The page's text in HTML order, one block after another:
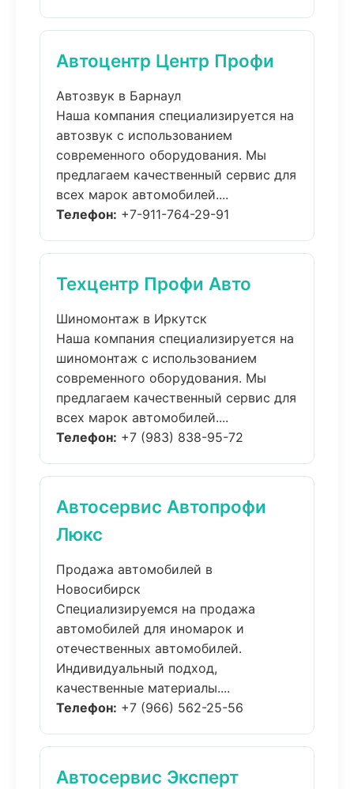
Автоцентр Центр Профи
Автозвук в Барнаул
Наша компания специализируется на
автозвук с использованием
современного оборудования. Мы
предлагаем качественный сервис для
всех марок автомобилей....
Телефон: +7-911-764-29-91
Техцентр Профи Авто
Шиномонтаж в Иркутск
Наша компания специализируется на
шиномонтаж с использованием
современного оборудования. Мы
предлагаем качественный сервис для
всех марок автомобилей....
Телефон: +7 (983) 838-95-72
Автосервис Автопрофи
Люкс
Продажа автомобилей в
Новосибирск
Специализируемся на продажа
автомобилей для иномарок и
отечественных автомобилей.
Индивидуальный подход,
качественные материалы....
Телефон: +7 (966) 562-25-56
Автосервис Эксперт